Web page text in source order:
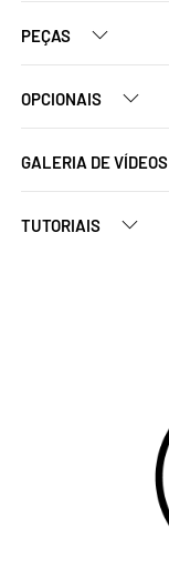
PEÇAS
OPCIONAIS
GALERIA DE VÍDEOS
TUTORIAIS